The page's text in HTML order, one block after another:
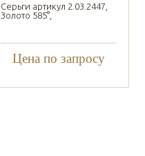
Серьги артикул 2.03.2447,
Золото 585°,
Цена по запросу